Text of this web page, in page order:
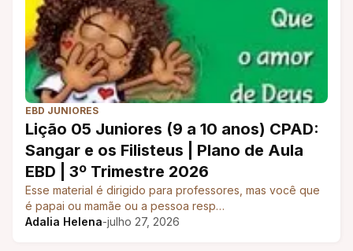
EBD JUNIORES
Lição 05 Juniores (9 a 10 anos) CPAD:
Sangar e os Filisteus | Plano de Aula
EBD | 3º Trimestre 2026
Esse material é dirigido para professores, mas você que
é papai ou mamãe ou a pessoa resp…
Adalia Helena-julho 27, 2026